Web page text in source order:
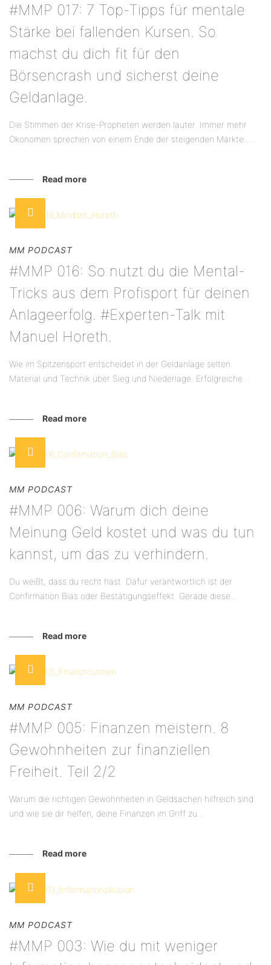
#MMP 017: 7 Top-Tipps für mentale
Stärke bei fallenden Kursen. So
machst du dich fit für den
Börsencrash und sicherst deine
Geldanlage.
Die Stimmen der Krise-Propheten werden lauter. Immer mehr
Ökonomen sprechen von einem Ende der steigenden Märkte....
Read more
MM PODCAST
#MMP 016: So nutzt du die Mental-
Tricks aus dem Profisport für deinen
Anlageerfolg. #Experten-Talk mit
Manuel Horeth.
Wie im Spitzensport entscheidet in der Geldanlage selten
Material und Technik über Sieg und Niederlage. Erfolgreiche...
Read more
MM PODCAST
#MMP 006: Warum dich deine
Meinung Geld kostet und was du tun
kannst, um das zu verhindern.
Du weißt, dass du recht hast. Dafür verantwortlich ist der
Confirmation Bias oder Bestätigungseffekt. Gerade diese...
Read more
MM PODCAST
#MMP 005: Finanzen meistern. 8
Gewohnheiten zur finanziellen
Freiheit. Teil 2/2
Warum die richtigen Gewohnheiten in Geldsachen hilfreich sind
und wie sie dir helfen, deine Finanzen im Griff zu...
Read more
MM PODCAST
#MMP 003: Wie du mit weniger